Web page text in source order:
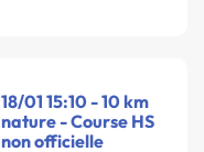
18/01 15:10 - 10 km
nature - Course HS
non officielle